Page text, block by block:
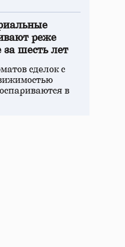
реже
за шесть лет
сделок с
в